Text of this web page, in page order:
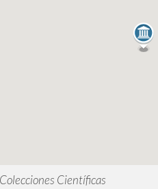
Científicas